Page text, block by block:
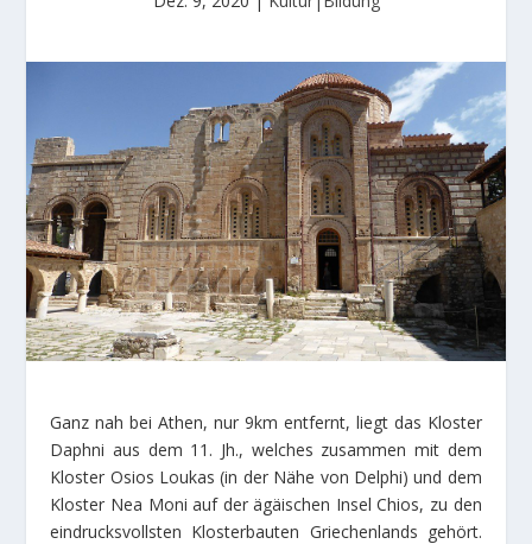
Ganz nah bei Athen, nur 9km entfernt, liegt das Kloster
Daphni aus dem 11. Jh., welches zusammen mit dem
Kloster Osios Loukas (in der Nähe von Delphi) und dem
Kloster Nea Moni auf der ägäischen Insel Chios, zu den
eindrucksvollsten Klosterbauten Griechenlands gehört.